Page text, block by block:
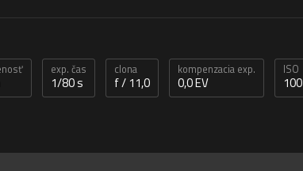
exp. čas
1/80 s
clona
f / 11,0
kompenzacia exp.
0,0 EV
ISO
100